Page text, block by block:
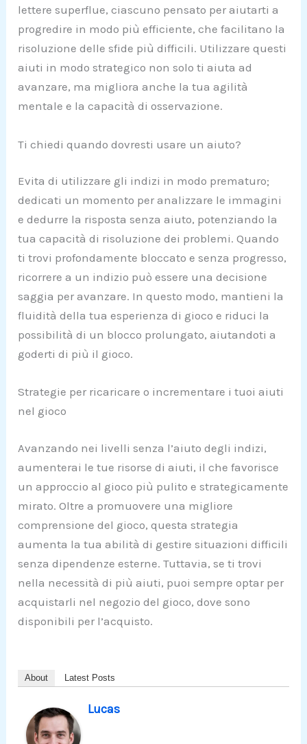
lettere superflue, ciascuno pensato per aiutarti a
progredire in modo più efficiente, che facilitano la
risoluzione delle sfide più difficili. Utilizzare questi
aiuti in modo strategico non solo ti aiuta ad
avanzare, ma migliora anche la tua agilità
mentale e la capacità di osservazione.
Ti chiedi quando dovresti usare un aiuto?
Evita di utilizzare gli indizi in modo prematuro;
dedicati un momento per analizzare le immagini
e dedurre la risposta senza aiuto, potenziando la
tua capacità di risoluzione dei problemi. Quando
ti trovi profondamente bloccato e senza progresso,
ricorrere a un indizio può essere una decisione
saggia per avanzare. In questo modo, mantieni la
fluidità della tua esperienza di gioco e riduci la
possibilità di un blocco prolungato, aiutandoti a
goderti di più il gioco.
Strategie per ricaricare o incrementare i tuoi aiuti
nel gioco
Avanzando nei livelli senza l’aiuto degli indizi,
aumenterai le tue risorse di aiuti, il che favorisce
un approccio al gioco più pulito e strategicamente
mirato. Oltre a promuovere una migliore
comprensione del gioco, questa strategia
aumenta la tua abilità di gestire situazioni difficili
senza dipendenze esterne. Tuttavia, se ti trovi
nella necessità di più aiuti, puoi sempre optar per
acquistarli nel negozio del gioco, dove sono
disponibili per l’acquisto.
About Latest Posts
Lucas